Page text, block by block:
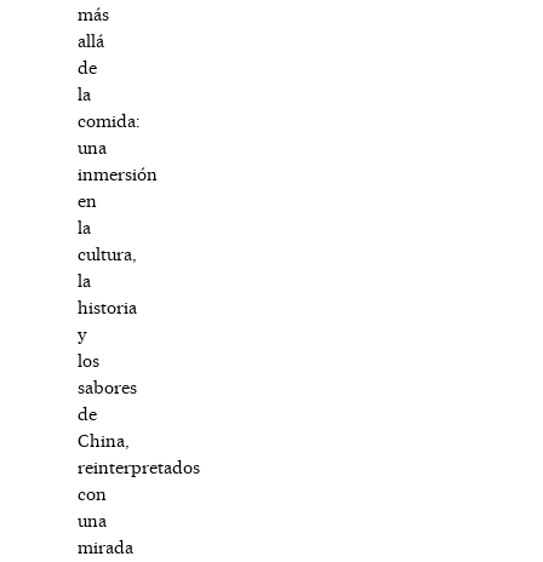
más
allá
de
la
comida:
una
inmersión
en
la
cultura,
la
historia
y
los
sabores
de
China,
reinterpretados
con
una
mirada